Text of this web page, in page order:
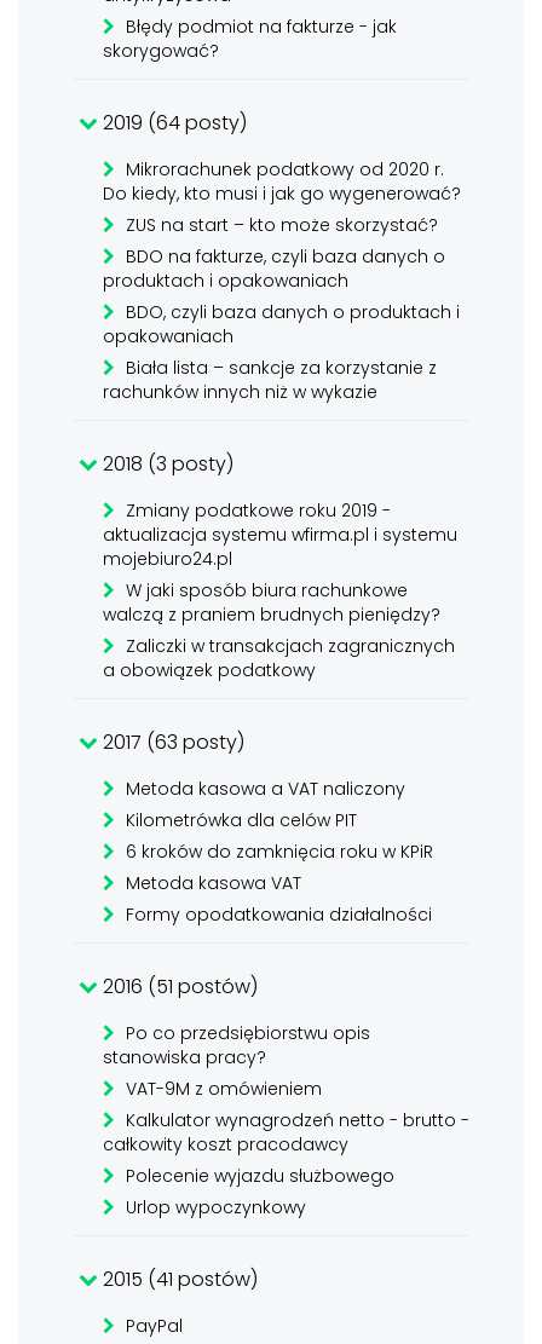
Błędy podmiot na fakturze - jak
skorygować?
2019 (64 posty)
Mikrorachunek podatkowy od 2020 r.
Do kiedy, kto musi i jak go wygenerować?
ZUS na start – kto może skorzystać?
BDO na fakturze, czyli baza danych o
produktach i opakowaniach
BDO, czyli baza danych o produktach i
opakowaniach
Biała lista – sankcje za korzystanie z
rachunków innych niż w wykazie
2018 (3 posty)
Zmiany podatkowe roku 2019 -
aktualizacja systemu wfirma.pl i systemu
mojebiuro24.pl
W jaki sposób biura rachunkowe
walczą z praniem brudnych pieniędzy?
Zaliczki w transakcjach zagranicznych
a obowiązek podatkowy
2017 (63 posty)
Metoda kasowa a VAT naliczony
Kilometrówka dla celów PIT
6 kroków do zamknięcia roku w KPiR
Metoda kasowa VAT
Formy opodatkowania działalności
2016 (51 postów)
Po co przedsiębiorstwu opis
stanowiska pracy?
VAT-9M z omówieniem
Kalkulator wynagrodzeń netto - brutto -
całkowity koszt pracodawcy
Polecenie wyjazdu służbowego
Urlop wypoczynkowy
2015 (41 postów)
PayPal